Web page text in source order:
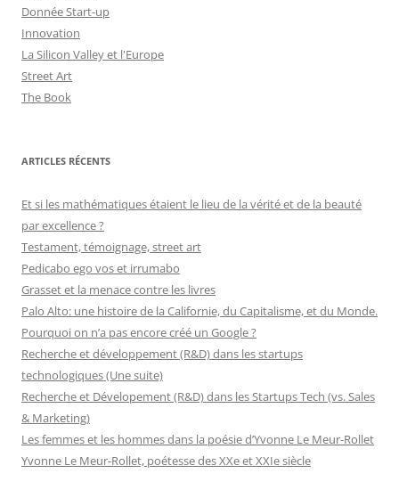
Donnée Start-up
Innovation
La Silicon Valley et l'Europe
Street Art
The Book
ARTICLES RÉCENTS
Et si les mathématiques étaient le lieu de la vérité et de la beauté
par excellence ?
Testament, témoignage, street art
Pedicabo ego vos et irrumabo
Grasset et la menace contre les livres
Palo Alto: une histoire de la Californie, du Capitalisme, et du Monde.
Pourquoi on n’a pas encore créé un Google ?
Recherche et développement (R&D) dans les startups
technologiques (Une suite)
Recherche et Dévelopement (R&D) dans les Startups Tech (vs. Sales
& Marketing)
Les femmes et les hommes dans la poésie d’Yvonne Le Meur-Rollet
Yvonne Le Meur-Rollet, poétesse des XXe et XXIe siècle